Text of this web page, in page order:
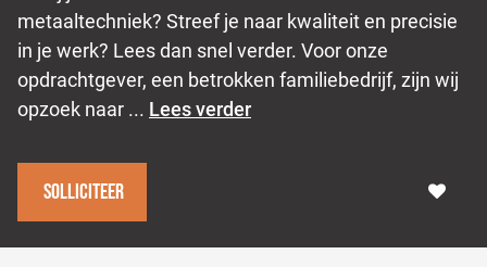
metaaltechniek? Streef je naar kwaliteit en precisie
in je werk? Lees dan snel verder. Voor onze
opdrachtgever, een betrokken familiebedrijf, zijn wij
opzoek naar ... Lees verder
Solliciteer